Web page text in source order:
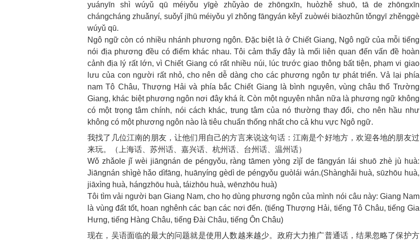
yuányīn shì wúyǔ qū méiyǒu yīgè zhǔyào de zhōngxīn, huòzhě shuō, tā de zhōngxīn
chángcháng zhuǎnyí, suǒyǐ jīhū méiyǒu yī zhǒng fāngyán kěyǐ zuòwéi biāozhǔn tǒngyī zhěnggè
wúyǔ qū.
Ngô ngữ còn có nhiều nhánh phương ngôn. Đặc biệt là ở Chiết Giang, Ngô ngữ của mỗi tiếng
nói địa phương đều có điểm khác nhau. Tôi cảm thấy đây là mối liên quan đến vấn đề hoàn
cảnh địa lý rất lớn, vì Chiết Giang có rất nhiều núi, lúc trước giao thông bất tiện, phạm vi giao
lưu của con người rất nhỏ, cho nên dễ dàng cho các phương ngôn tự phát triển. Vả lại phía
nam Tô Châu, Thượng Hải và phía bắc Chiết Giang là bình nguyên, vùng châu thổ Trường
Giang, khác biệt phương ngôn nơi đây khá ít. Còn một nguyên nhân nữa là phương ngữ không
có một trọng tâm chính, nói cách khác, trung tâm của nó thường thay đổi, cho nên hầu như
không có một phương ngôn nào là tiêu chuẩn thống nhất cho cả khu vực Ngô ngữ.
我找了几位江南的朋友，让他们用自己的方言来说这句话：江南是个好地方，欢迎各地的朋友过
来玩。（上海话、苏州话、嘉兴话、杭州话、台州话、温州话）
Wǒ zhǎole jǐ wèi jiāngnán de péngyǒu, ràng tāmen yòng zìjǐ de fāngyán lái shuō zhè jù huà:
Jiāngnán shìgè hǎo dìfāng, huānyíng gèdì de péngyǒu guòlái wán.(Shànghǎi huà, sūzhōu huà,
jiāxìng huà, hángzhōu huà, táizhōu huà, wēnzhōu huà)
Tôi tìm vải người bạn Giang Nam, cho họ dùng phương ngôn của mình nói câu này: Giang Nam
là vùng đất tốt, hoan nghênh các bạn các nơi đến. (tiếng Thượng Hải, tiếng Tô Châu, tiếng Gia
Hưng, tiếng Hàng Châu, tiếng Đài Châu, tiếng Ôn Châu)
现在，吴语面临的最大的问题就是使用人数越来越少。政府大力推广普通话，结果忽略了保护方